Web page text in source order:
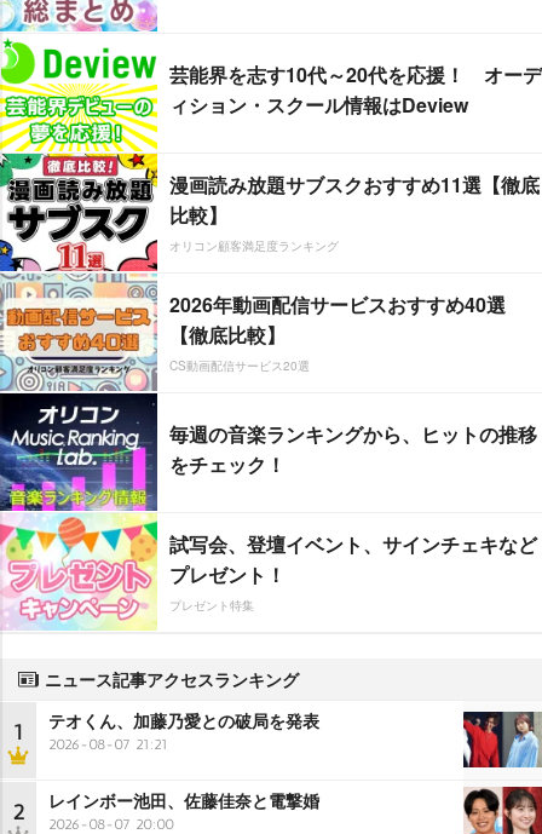
芸能界を志す10代～20代を応援！ オーデ
ィション・スクール情報はDeview
漫画読み放題サブスクおすすめ11選【徹底
比較】
オリコン顧客満足度ランキング
2026年動画配信サービスおすすめ40選
【徹底比較】
CS動画配信サービス20選
毎週の音楽ランキングから、ヒットの推移
をチェック！
試写会、登壇イベント、サインチェキなど
プレゼント！
プレゼント特集
ニュース記事アクセスランキング
1 テオくん、加藤乃愛との破局を発表
2026-08-07 21:21
2 レインボー池田、佐藤佳奈と電撃婚
2026-08-07 20:00